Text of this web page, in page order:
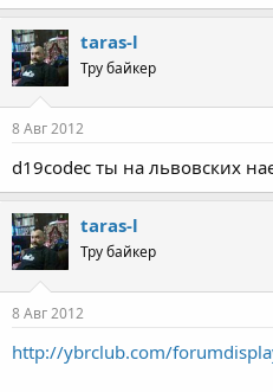
taras-l
Тру байкер
8 Авг 2012
d19codec ты на львовских
taras-l
Тру байкер
8 Авг 2012
http://ybrclub.com/